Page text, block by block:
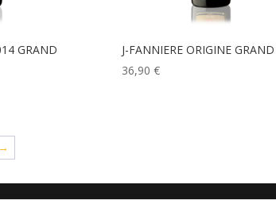
GRAND
J-FANNIERE ORIGINE
36,90 €
→